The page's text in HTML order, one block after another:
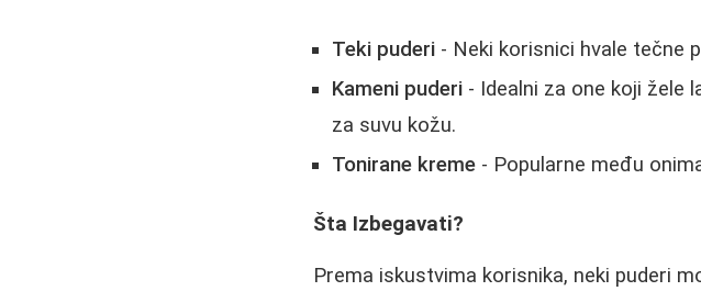
Teki puderi - Neki korisnici hvale tečne
Kameni puderi - Idealni za one koji žele
za suvu kožu.
Tonirane kreme - Popularne među
Šta Izbegavati?
Prema iskustvima korisnika, neki puderi